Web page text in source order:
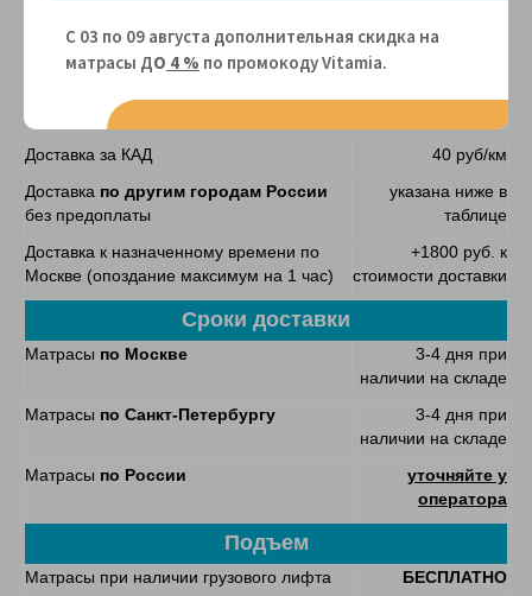
Доставка за МКАД
заказе матраса Орматек в пределах КАД
Доставка за КАД
40 руб/км
Доставка по другим городам России
без предоплаты
указана ниже в
таблице
Доставка к назначенному времени по
Москве (опоздание максимум на 1 час)
+1800 руб. к
стоимости доставки
Сроки доставки
Матрасы по Москве
3-4 дня при
наличии на складе
Матрасы по Санкт-Петербургу
3-4 дня при
наличии на складе
Матрасы по России
уточняйте у
оператора
Подъем
Матрасы при наличии грузового лифта
БЕСПЛАТНО
С 03 по 09 августа дополнительная скидка на
матрасы ДО 4 % по промокоду Vitamiа.